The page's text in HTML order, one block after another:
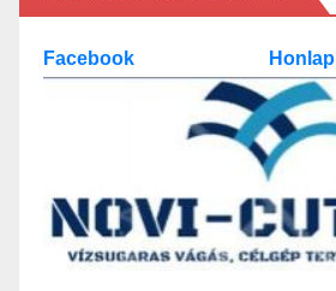
Facebook Honlap